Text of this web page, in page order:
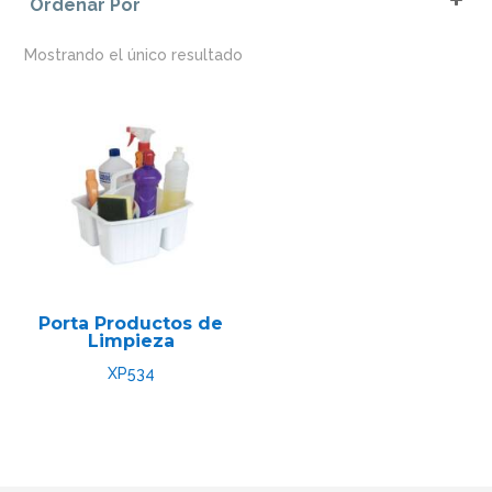
Verde
Ordenar Por
Mostrando el único resultado
Porta Productos de
Limpieza
XP534